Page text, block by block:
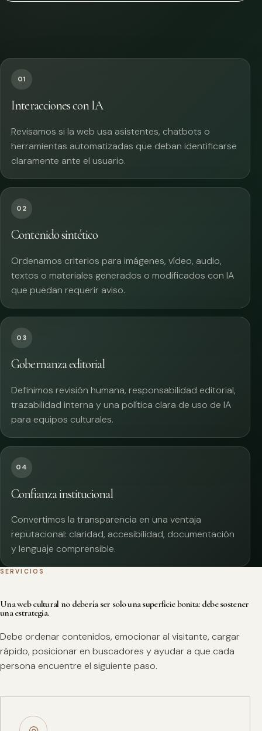
01
Interacciones con IA
Revisamos si la web usa asistentes, chatbots o
herramientas automatizadas que deban identificarse
claramente ante el usuario.
02
Contenido sintético
Ordenamos criterios para imágenes, vídeo, audio,
textos o materiales generados o modificados con IA
que puedan requerir aviso.
03
Gobernanza editorial
Definimos revisión humana, responsabilidad editorial,
trazabilidad interna y una política clara de uso de IA
para equipos culturales.
04
Confianza institucional
Convertimos la transparencia en una ventaja
reputacional: claridad, accesibilidad, documentación
y lenguaje comprensible.
SERVICIOS
Una web cultural no debería ser solo una superficie bonita: debe sostener
una estrategia.
Debe ordenar contenidos, emocionar al visitante, cargar
rápido, posicionar en buscadores y ayudar a que cada
persona encuentre el siguiente paso.